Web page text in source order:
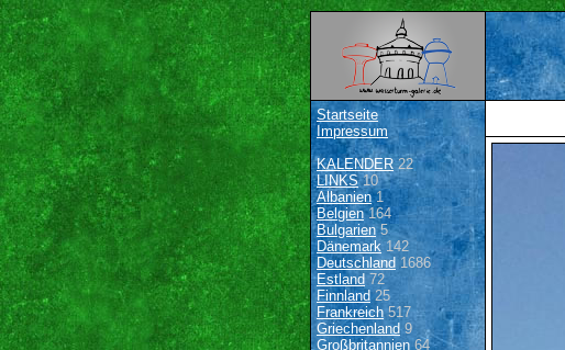
Startseite
Impressum
KALENDER22
LINKS10
Albanien1
Belgien164
Bulgarien 5
Dänemark142
Deutschland 1686
Estland 72
Finnland 25
Frankreich517
Griechenland9
Großbritannien64